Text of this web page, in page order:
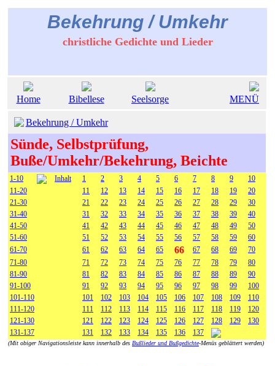
Bekehrung / Umkehr
christliche Gedichte und Lieder
Home Bibellese Seelsorge MENÜ
Bekehrung / Umkehr
Sünde, Selbstprüfung,
Buße/Umkehr/Bekehrung, Beichte
1-10 Inhalt 1 2 3 4 5 6 7 8 9
10
11-20
11 12 13 14 15 16 17 18 19
20
21-30
21 22 23 24 25 26 27 28 29
30
31-40
31 32 33 34 35 36 37 38 39
40
41-50
41 42 43 44 45 46 47 48 49
50
51-60
51 52 53 54 55 56 57 58 59
60
61-70
61 62 63 64 65 66 67 68 69
70
71-80
71 72 73 74 75 76 77 78 79
80
81-90
81 82 83 84 85 86 87 88 89
90
91-100
91 92 93 94 95 96 97 98 99
100
101-110
101 102 103 104 105 106 107 108 109
110
111-120
111 112 113 114 115 116 117 118 119
120
121-130
121 122 123 124 125 126 127 128 129
130
131-137
131 132 133 134 135 136 137
(Mit obiger Navigationsleiste kann innerhalb des Bußlieder und Bußgedichte-Menüs geblättert werden)